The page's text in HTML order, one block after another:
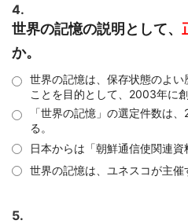
4.
世界の記憶の説明として、
か。
世界の記憶は、保存状態のよ
ことを目的として、2003年に創
「世界の記憶」の選定件数は
る。
日本からは「朝鮮通信使関連資
世界の記憶は、ユネスコが主催
5.